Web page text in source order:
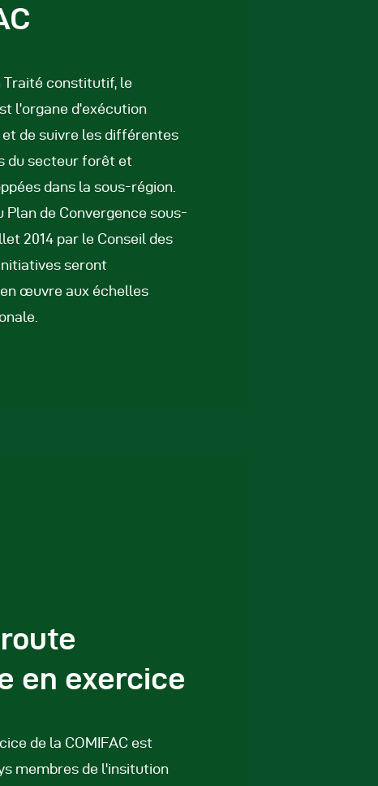
Traité constitutif, le
l’organe d’exécution
de suivre les différentes
du secteur forêt et
dans la sous-région.
Plan de Convergence sous-
2014 par le Conseil des
seront
œuvre aux échelles
en exercice
de la COMIFAC est
membres de l'insitution